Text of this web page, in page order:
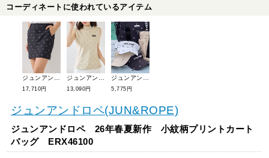
コーディネートに使われているアイテム
17,710円 13,090円 5,775円
ジュンアンドロペ(JUN&ROPE)
ジュンアンドロペ 26年春夏新作 小紋柄プリントカート
バッグ ERX46100